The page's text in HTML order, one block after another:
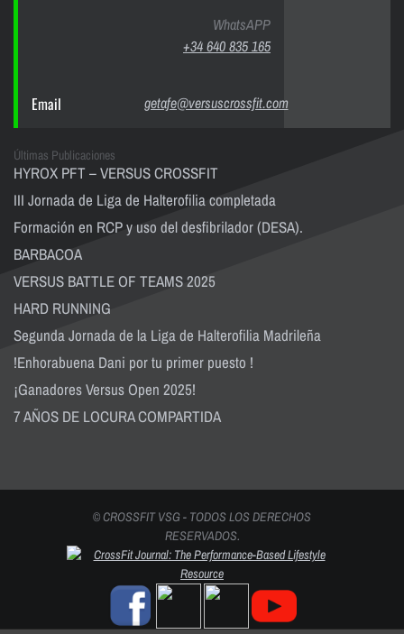
WhatsAPP
+34 640 835 165
Email getafe@versuscrossfit.com
Últimas Publicaciones
HYROX PFT – VERSUS CROSSFIT
III Jornada de Liga de Halterofilia completada
Formación en RCP y uso del desfibrilador (DESA).
BARBACOA
VERSUS BATTLE OF TEAMS 2025
HARD RUNNING
Segunda Jornada de la Liga de Halterofilia Madrileña
!Enhorabuena Dani por tu primer puesto !
¡Ganadores Versus Open 2025!
7 AÑOS DE LOCURA COMPARTIDA
© CROSSFIT VSG - TODOS LOS DERECHOS
RESERVADOS.